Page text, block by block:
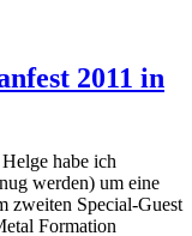
2011 in
habe ich
werden) um eine
zweiten Special-Guest
Formation